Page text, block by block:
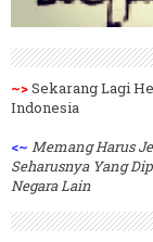
~>Sekarang Lagi
Indonesia
<~ Memang Harus
Seharusnya Yang
Negara Lain